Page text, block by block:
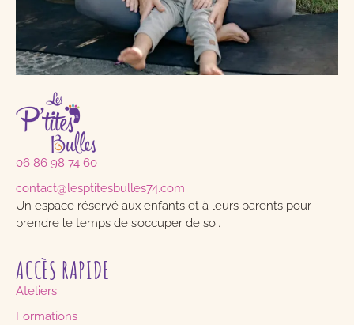
06 86 98 74 60
contact@lesptitesbulles74.com
Un espace réservé aux enfants et à leurs parents pour
prendre le temps de s’occuper de soi.
ACCÈS RAPIDE
Ateliers
Formations